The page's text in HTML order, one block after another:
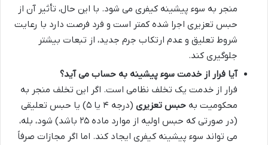
منجر به سوء پیشینه کیفری می شود. با این حال، تأثیر آن از
حبس تعزیری اجرا شده کمتر است و فرد فرصت دارد با رعایت
شروط تعلیق و عدم ارتکاب جرم جدید، از تبعات بیشتر
جلوگیری کند.
آیا فرار از خدمت سوء پیشینه به حساب می آید؟
فرار از خدمت یک تخلف نظامی است. اگر این تخلف منجر به
محکومیت به حبس تعزیری
(درجه ۴ یا ۵) یا حبس تعلیقی
(در صورتی که حبس اولیه از موارد ماده ۲۵ باشد) شود، بله،
می تواند سوء پیشینه کیفری ایجاد کند. اما اگر مجازات صرفاً